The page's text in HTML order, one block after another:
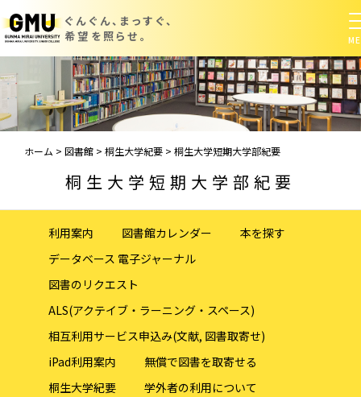
ぐんぐん、まっすぐ、
希望を照らせ。
ホーム > 図書館 > 桐生大学紀要 > 桐生大学短期大学部紀要
桐生大学短期大学部紀要
利用案内 図書館カレンダー
本を探す
データベース 電子ジャーナル
図書のリクエスト
ALS(アクテイブ・ラーニング・スペース)
相互利用サービス申込み(文献, 図書取寄せ)
iPad利用案内
無償で図書を取寄せる
桐生大学紀要
学外者の利用について